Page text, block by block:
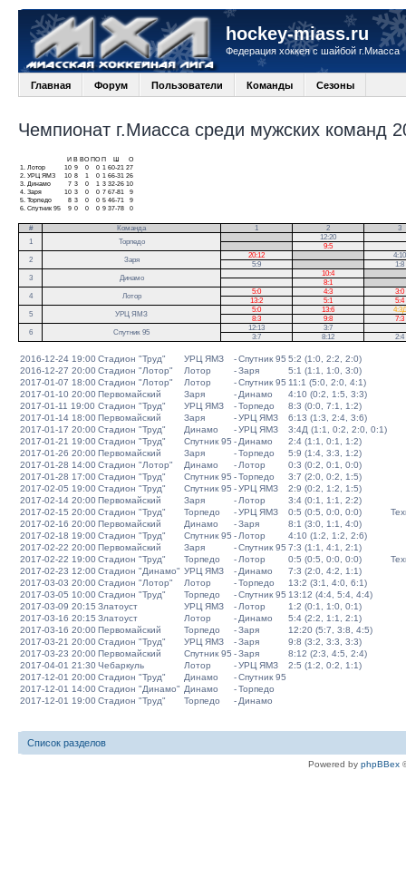
hockey-miass.ru
Федерация хоккея с шайбой г.Миасса
Главная Форум Пользователи Команды Сезоны
Чемпионат г.Миасса среди мужских команд
И В ВО ПО П
О
1.
Лотор 10 9 0 0 1 60-21 27
2. УРЦ ЯМЗ 10 8 1 0 1 66-31 26
3.
Динамо 7 3 0 1 3 32-26 10
4. Заря 10 3 0 0 7 67-81
9
5. Торпедо 8 3 0 0 5 46-71
9
6. Спутник 95 9 0 0 0 9 37-78 0
# Команда 1 2
3
1
Торпедо
12:20
9:5
2
Заря
20:12
4:10
5:9
1:8
3
Динамо
10:4
8:1
4
Лотор
5:0 4:3
3:0
13:2
5:1
5:4
5
УРЦ ЯМЗ
5:0 13:6
4:3Д
8:3
9:8
7:3
6
Спутник 95
12:13
3:7
3:7
8:12 2:4
2016-12-24 19:00Стадион "Труд" УРЦ ЯМЗ -Спутник 95 5:2 (1:0, 2:2, 2:0)
2016-12-27 20:00Стадион "Лотор" Лотор -Заря
5:1 (1:1, 1:0, 3:0)
2017-01-07 18:00Стадион "Лотор" Лотор -Спутник 95 11:1 (5:0, 2:0, 4:1)
2017-01-10 20:00Первомайский Заря - Динамо
4:10 (0:2, 1:5, 3:3)
2017-01-11 19:00 Стадион "Труд" УРЦ ЯМЗ -Торпедо
8:3 (0:0, 7:1, 1:2)
2017-01-14 18:00Первомайский Заря -УРЦ ЯМЗ
6:13 (1:3, 2:4, 3:6)
2017-01-17 20:00Стадион "Труд" Динамо -УРЦ ЯМЗ
3:4Д (1:1, 0:2, 2:0, 0:1)
2017-01-21 19:00Стадион "Труд" Спутник 95 - Динамо
2:4 (1:1, 0:1, 1:2)
2017-01-26 20:00Первомайский Заря -Торпедо
5:9 (1:4, 3:3, 1:2)
2017-01-28 14:00Стадион "Лотор" Динамо - Лотор
0:3 (0:2, 0:1, 0:0)
2017-01-28 17:00Стадион "Труд" Спутник 95 -Торпедо
3:7 (2:0, 0:2, 1:5)
2017-02-05 19:00Стадион "Труд" Спутник 95 -УРЦ ЯМЗ
2:9 (0:2, 1:2, 1:5)
2017-02-14 20:00Первомайский Заря - Лотор
3:4 (0:1, 1:1, 2:2)
2017-02-15 20:00Стадион "Труд" Торпедо -УРЦ ЯМЗ 0:5 (0:5, 0:0, 0:0)
2017-02-16 20:00Первомайский Динамо -Заря
8:1 (3:0, 1:1, 4:0)
2017-02-18 19:00Стадион "Труд" Спутник 95 - Лотор
4:10 (1:2, 1:2, 2:6)
2017-02-22 20:00Первомайский Заря -Спутник 95 7:3 (1:1, 4:1, 2:1)
2017-02-22 19:00Стадион "Труд" Торпедо - Лотор 0:5 (0:5, 0:0, 0:0)
2017-02-23 12:00Стадион "Динамо" УРЦ ЯМЗ - Динамо
7:3 (2:0, 4:2, 1:1)
2017-03-03 20:00Стадион "Лотор" Лотор -Торпедо
13:2 (3:1, 4:0, 6:1)
2017-03-05 10:00Стадион "Труд" Торпедо -Спутник 95 13:12 (4:4, 5:4, 4:4)
2017-03-09 20:15 Златоуст УРЦ ЯМЗ - Лотор
1:2 (0:1, 1:0, 0:1)
2017-03-16 20:15 Златоуст Лотор - Динамо
5:4 (2:2, 1:1, 2:1)
2017-03-16 20:00Первомайский Торпедо -Заря
12:20 (5:7, 3:8, 4:5)
2017-03-21 20:00Стадион "Труд" УРЦ ЯМЗ -Заря
9:8 (3:2, 3:3, 3:3)
2017-03-23 20:00Первомайский Спутник 95 -Заря
8:12 (2:3, 4:5, 2:4)
2017-04-01 21:30Чебаркуль Лотор -УРЦ ЯМЗ
2:5 (1:2, 0:2, 1:1)
2017-12-01 20:00Стадион "Труд" Динамо -Спутник 95
2017-12-01 14:00Стадион "Динамо" Динамо -Торпедо
2017-12-01 19:00Стадион "Труд" Торпедо - Динамо
Список разделов
Powered by phpBBex